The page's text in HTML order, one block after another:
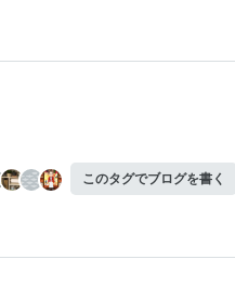
このタグでブログを書く